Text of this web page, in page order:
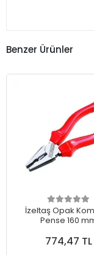
Benzer Ürünler
İzeltaş Opak
Pense 160
774,47 TL